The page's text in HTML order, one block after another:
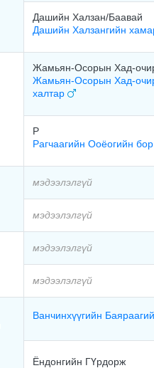
Дашийн Халзан/Баавай
Дашийн Халзангийн
Жамьян-Осорын Хад-
Жамьян-Осорын Хад-
халтар
Р
Рагчаагийн Ооёогийн
мэдээлэлгүй
мэдээлэлгүй
мэдээлэлгүй
мэдээлэлгүй
Ванчинхүүгийн
Ёндонгийн ГҮрдорж